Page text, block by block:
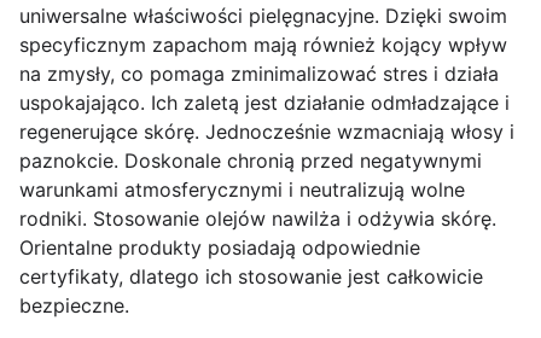
uniwersalne właściwości pielęgnacyjne. Dzięki swoim
specyficznym zapachom mają również kojący wpływ
na zmysły, co pomaga zminimalizować stres i działa
uspokajająco. Ich zaletą jest działanie odmładzające i
regenerujące skórę. Jednocześnie wzmacniają włosy i
paznokcie. Doskonale chronią przed negatywnymi
warunkami atmosferycznymi i neutralizują wolne
rodniki. Stosowanie olejów nawilża i odżywia skórę.
Orientalne produkty posiadają odpowiednie
certyfikaty, dlatego ich stosowanie jest całkowicie
bezpieczne.